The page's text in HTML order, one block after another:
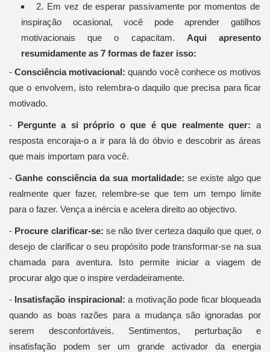
2. Em vez de esperar passivamente por momentos de
inspiração ocasional, você pode aprender gatilhos
motivacionais que o capacitam. Aqui apresento
resumidamente as 7 formas de fazer isso:
-Consciência motivacional: quando você conhece os motivos
que o envolvem, isto relembra-o daquilo que precisa para ficar
motivado.
- Pergunte a si próprio o que é que realmente quer: a
resposta encoraja-o a ir para lá do óbvio e descobrir as áreas
que mais importam para você.
-Ganhe consciência da sua mortalidade: se existe algo que
realmente quer fazer, relembre-se que tem um tempo limite
para o fazer. Vença a inércia e acelera direito ao objectivo.
- Procure clarificar-se: se não tiver certeza daquilo que quer, o
desejo de clarificar o seu propósito pode transformar-se na sua
chamada para aventura. Isto permite iniciar a viagem de
procurar algo que o inspire verdadeiramente.
- Insatisfação inspiracional: a motivação pode ficar bloqueada
quando as boas razões para a mudança são ignoradas por
serem desconfortáveis. Sentimentos, perturbação e
insatisfação podem ser um grande activador da energia